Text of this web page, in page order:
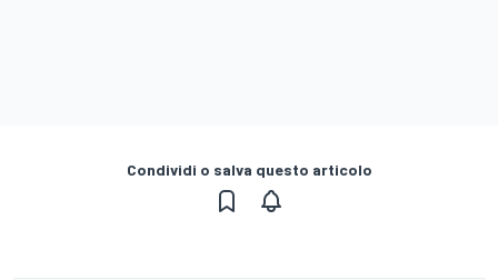
Condividi o salva questo articolo